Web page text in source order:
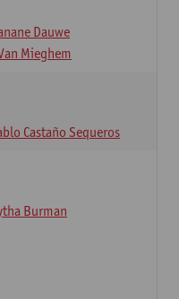
Dauwe
Mieghem
Castaño Sequeros
Burman